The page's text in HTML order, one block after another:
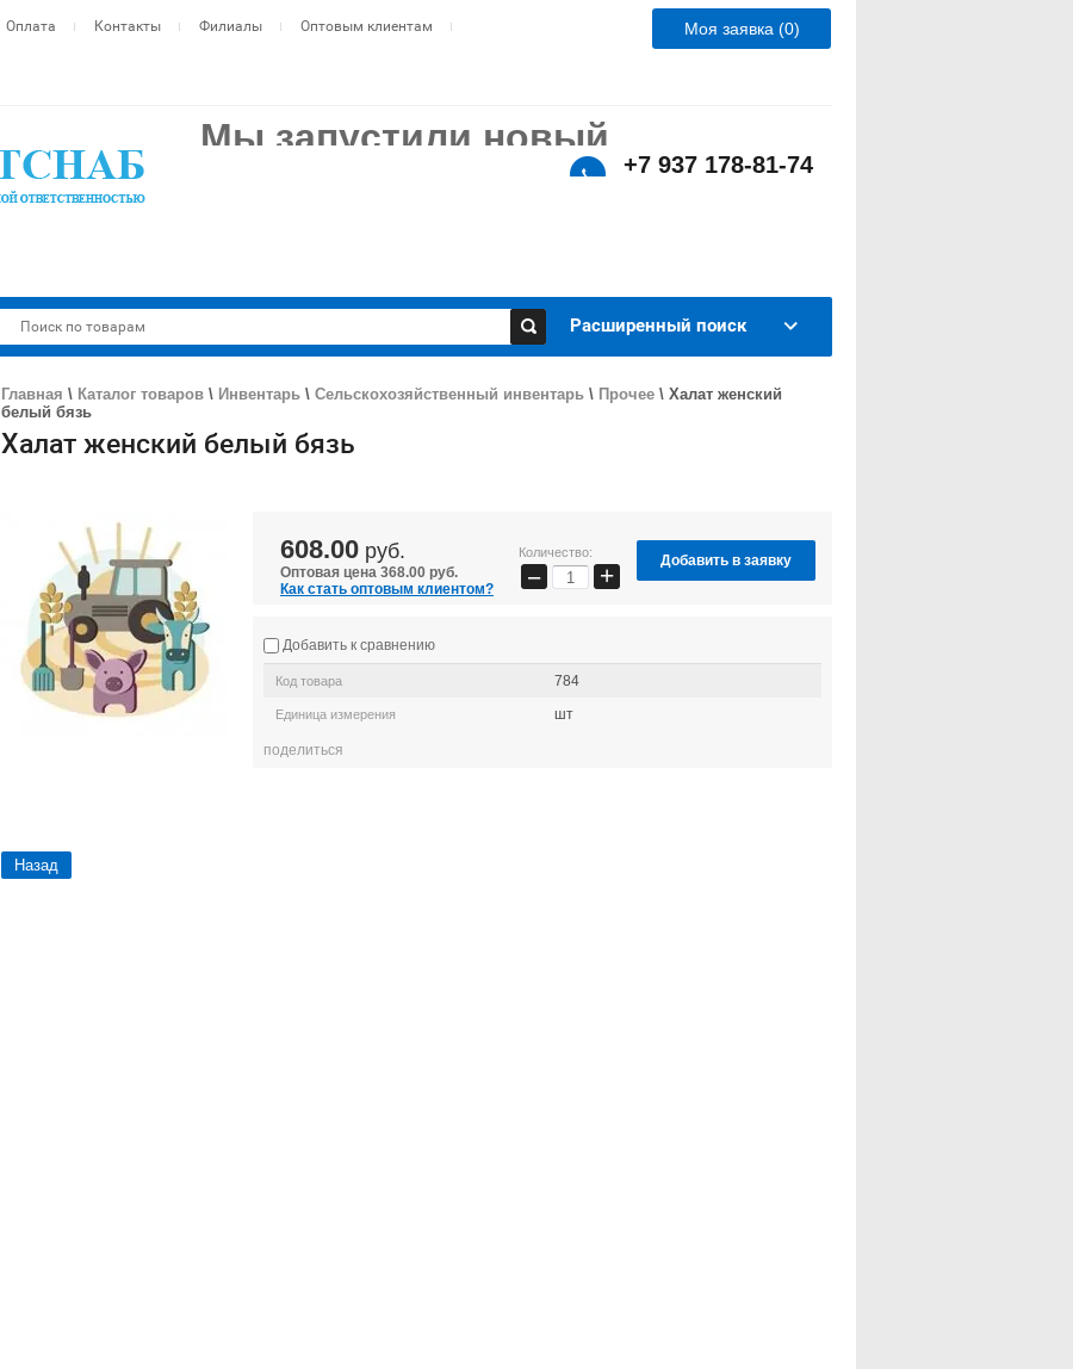
Оплата Контакты Филиалы Оптовым клиентам Моя заявка (0)
Мы запустили новый
современный сайт!
+7 937 178-81-74
Расширенный поиск
Главная \ Каталог товаров \ Инвентарь \ Сельскохозяйственный инвентарь \ Прочее \ Халат женский
белый бязь
Халат женский белый бязь
608.00 руб.
Оптовая цена 368.00 руб.
Как стать оптовым клиентом?
Количество:
− +
Добавить в заявку
Добавить к сравнению
Код товара 784
Единица измерения шт
поделиться
Назад